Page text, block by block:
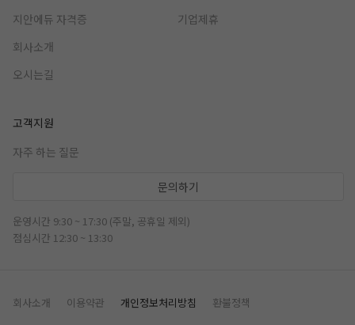
지안에듀 자격증
회사소개
오시는길
기업제휴
고객지원
자주 하는 질문
문의하기
운영시간 9:30 ~ 17:30 (주말, 공휴일 제외)
점심시간 12:30 ~ 13:30
회사소개 이용약관 개인정보처리방침
환불정책